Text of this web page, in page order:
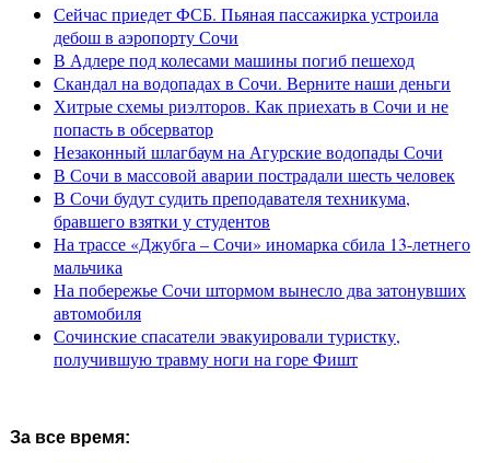
Сейчас приедет ФСБ. Пьяная пассажирка устроила
дебош в аэропорту Сочи
В Адлере под колесами машины погиб пешеход
Скандал на водопадах в Сочи. Верните наши деньги
Хитрые схемы риэлторов. Как приехать в Сочи и не
попасть в обсерватор
Незаконный шлагбаум на Агурские водопады Сочи
В Сочи в массовой аварии пострадали шесть человек
В Сочи будут судить преподавателя техникума,
бравшего взятки у студентов
На трассе «Джубга – Сочи» иномарка сбила 13-летнего
мальчика
На побережье Сочи штормом вынесло два затонувших
автомобиля
Сочинские спасатели эвакуировали туристку,
получившую травму ноги на горе Фишт
За все время: